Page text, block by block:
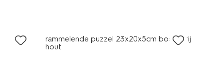
rammelende puzzel 23x20x5cm boerderij
hout